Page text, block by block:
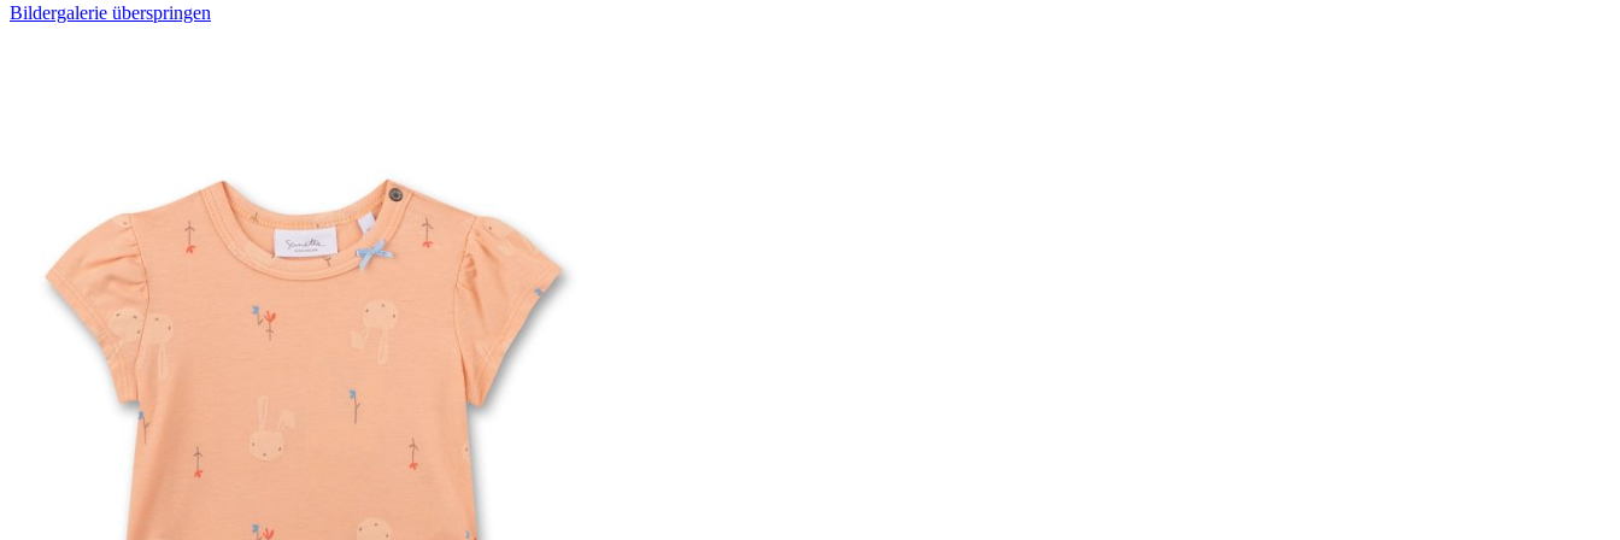
Bildergalerie überspringen